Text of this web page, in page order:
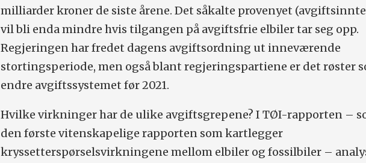
milliarder kroner de siste årene. Det såkalte provenyet
vil bli enda mindre hvis tilgangen på avgiftsfrie elbiler tar seg opp.
Regjeringen har fredet dagens avgiftsordning ut inneværende
stortingsperiode, men også blant regjeringspartiene er det røster
endre avgiftssystemet før 2021.
Hvilke virkninger har de ulike avgiftsgrepene? I TØI-rapporten –
den første vitenskapelige rapporten som kartlegger
kryssetterspørselsvirkningene mellom elbiler og fossilbiler –